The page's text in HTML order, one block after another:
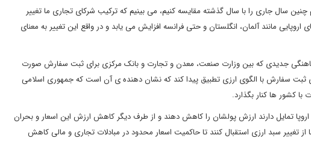
دولت ادامه داد: اما اگر سال 90 را با سال 89 و هم چنین سال جاری را با سال گذشته مقایسه کنیم، می بینیم که ترکیب شرکای تجاری ما تغییر
مانند آلمان، انگلستان و حتی فرانسه افزایش می یابد و در واقع این تغییر به معنای
جدیدی که بین وزارت صنعت، معدن و تجارت و بانک مرکزی برای ثبت سفارش صورت
ثبت سفارش با الگوی ارزی تطبیق پیدا کند که نشان دهنده ی آن است که جمهوری اسلامی
با کشور ها کنار بگذارد.
اروپا تمایل دارند ارزش پولشان را کاهش دهند و از طرف دیگر کاهش ارزش این اسعار و بحران
تغییر سبد ارزی استقبال کنند تا حاکمیت اسعار محدود در مبادلات تجاری و مالی کاهش